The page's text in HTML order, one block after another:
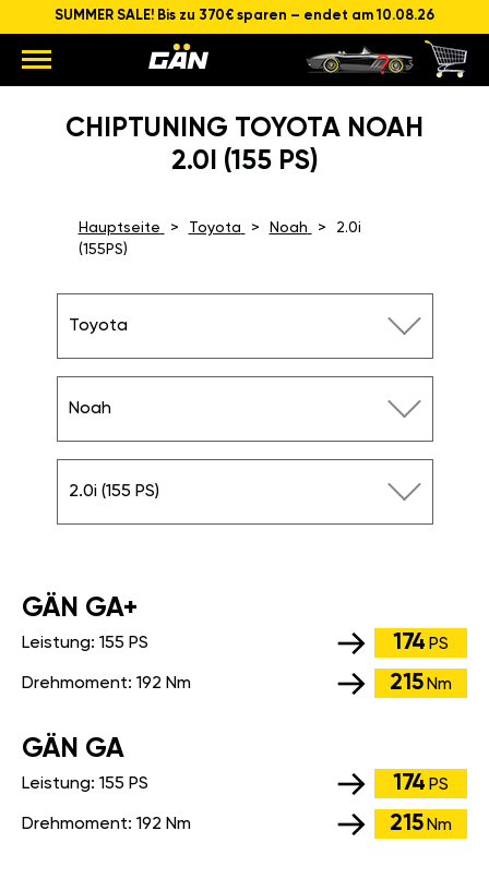
SUMMER SALE! Bis zu 370€ sparen – endet am 10.08.26
CHIPTUNING TOYOTA NOAH
2.0I (155 PS)
Hauptseite Toyota Noah
2.0i
(155PS)
Toyota
Noah
2.0i (155 PS)
GÄN GA+
Leistung: 155 PS 174 PS
Drehmoment: 192 Nm 215 Nm
GÄN GA
Leistung: 155 PS 174 PS
Drehmoment: 192 Nm 215 Nm